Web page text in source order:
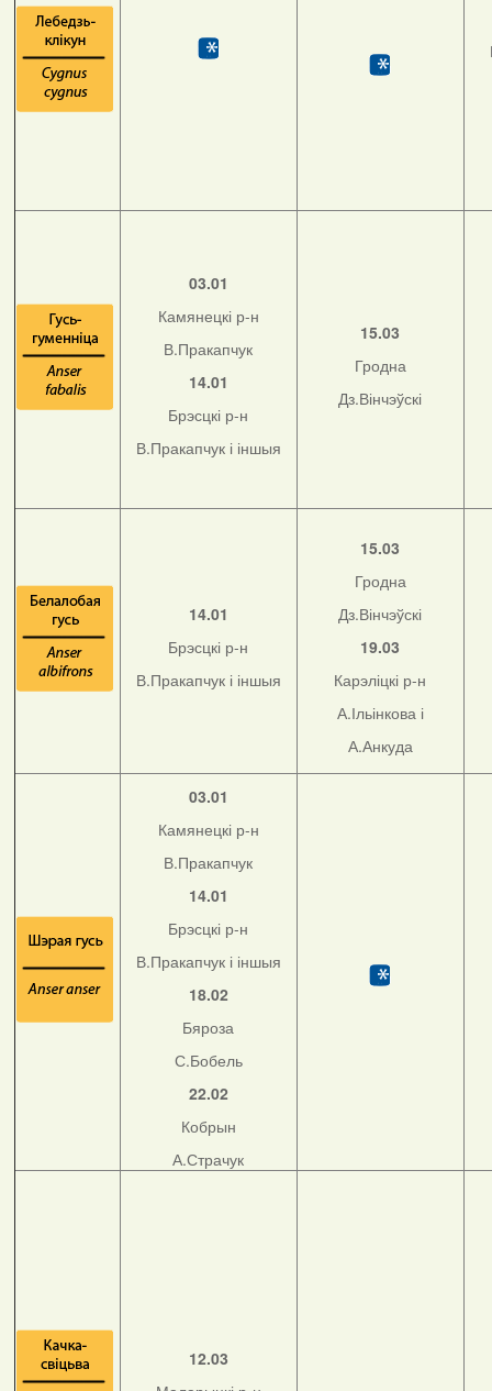
03.01
Камянецкі р-н
В.Пракапчук
14.01
Брэсцкі р-н
В.Пракапчук і іншыя
15.03
Гродна
Дз.Вінчэўскі
14.01
Брэсцкі р-н
В.Пракапчук і іншыя
15.03
Гродна
Дз.Вінчэўскі
19.03
Карэліцкі р-н
А.Ільінкова і
А.Анкуда
03.01
Камянецкі р-н
В.Пракапчук
14.01
Брэсцкі р-н
В.Пракапчук і іншыя
18.02
Бяроза
С.Бобель
22.02
Кобрын
А.Страчук
12.03